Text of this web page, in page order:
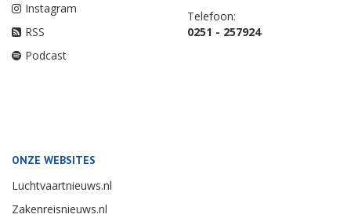
Instagram
RSS
Podcast
Telefoon:
0251 - 257924
ONZE WEBSITES
Luchtvaartnieuws.nl
Zakenreisnieuws.nl